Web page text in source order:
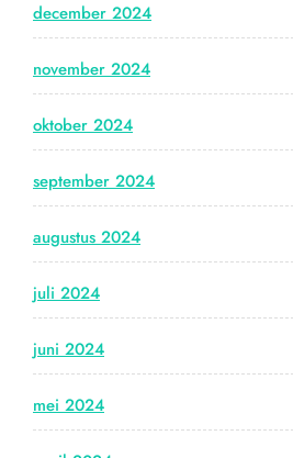
december 2024
november 2024
oktober 2024
september 2024
augustus 2024
juli 2024
juni 2024
mei 2024